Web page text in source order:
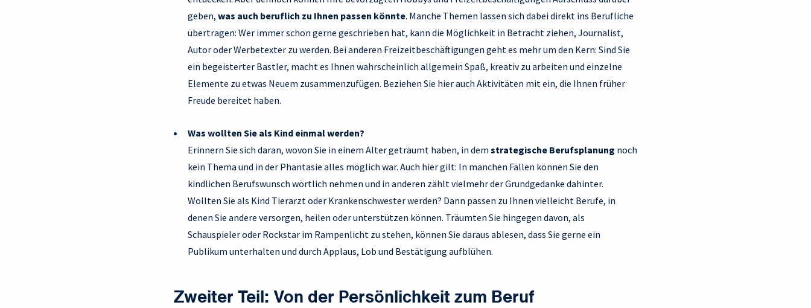
geben, was auch beruflich zu Ihnen passen könnte. Manche Themen lassen sich dabei direkt ins Berufliche
übertragen: Wer immer schon gerne geschrieben hat, kann die Möglichkeit in Betracht ziehen, Journalist,
Autor oder Werbetexter zu werden. Bei anderen Freizeitbeschäftigungen geht es mehr um den Kern: Sind Sie
ein begeisterter Bastler, macht es Ihnen wahrscheinlich allgemein Spaß, kreativ zu arbeiten und einzelne
Elemente zu etwas Neuem zusammenzufügen. Beziehen Sie hier auch Aktivitäten mit ein, die Ihnen früher
Freude bereitet haben.
Was wollten Sie als Kind einmal werden?
Erinnern Sie sich daran, wovon Sie in einem Alter geträumt haben, in dem strategische Berufsplanung noch
kein Thema und in der Phantasie alles möglich war. Auch hier gilt: In manchen Fällen können Sie den
kindlichen Berufswunsch wörtlich nehmen und in anderen zählt vielmehr der Grundgedanke dahinter.
Wollten Sie als Kind Tierarzt oder Krankenschwester werden? Dann passen zu Ihnen vielleicht Berufe, in
denen Sie andere versorgen, heilen oder unterstützen können. Träumten Sie hingegen davon, als
Schauspieler oder Rockstar im Rampenlicht zu stehen, können Sie daraus ablesen, dass Sie gerne ein
Publikum unterhalten und durch Applaus, Lob und Bestätigung aufblühen.
Zweiter Teil: Von der Persönlichkeit zum Beruf